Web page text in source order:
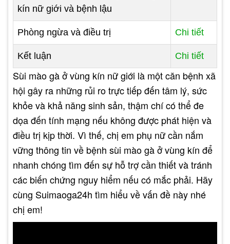
kín nữ giới và bệnh lậu
Phòng ngừa và điều trị Chi tiết
Kết luận Chi tiết
Sùi mào gà ở vùng kín nữ giới là một căn bệnh xã
hội gây ra những rủi ro trực tiếp đến tâm lý, sức
khỏe và khả năng sinh sản, thậm chí có thể đe
dọa đến tính mạng nếu không được phát hiện và
điều trị kịp thời. Vì thế, chị em phụ nữ cần nắm
vững thông tin về bệnh sùi mào gà ở vùng kín để
nhanh chóng tìm đến sự hỗ trợ cần thiết và tránh
các biến chứng nguy hiểm nếu có mắc phải. Hãy
cùng Suimaoga24h tìm hiểu về vấn đề này nhé
chị em!